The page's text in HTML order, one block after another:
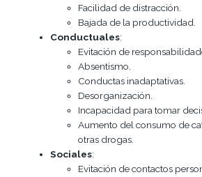
Facilidad de distracción.
Bajada de la productividad.
Conductuales:
Evitación de
Absentismo.
Conductas inadaptativas.
Desorganización.
Incapacidad para tomar
Aumento del consumo de
otras drogas.
Sociales:
Evitación de contactos